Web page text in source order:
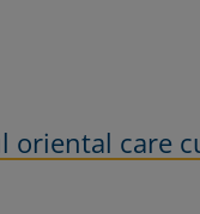
oriental care